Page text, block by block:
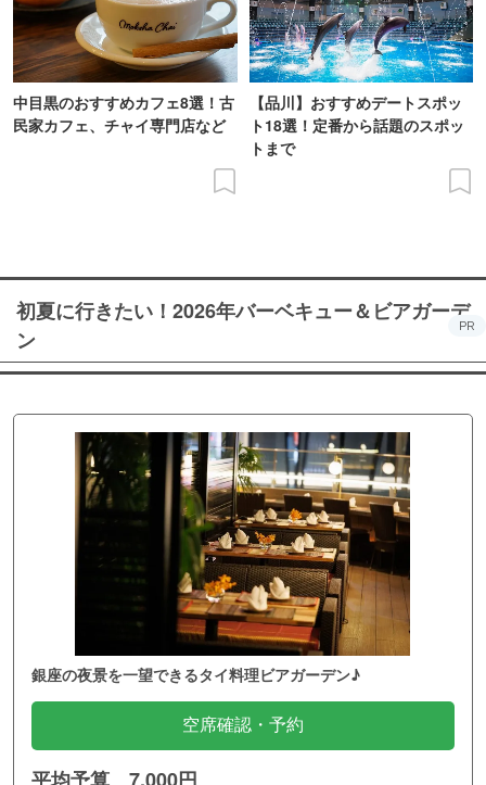
中目黒のおすすめカフェ8選！古
民家カフェ、チャイ専門店など
【品川】おすすめデートスポッ
ト18選！定番から話題のスポッ
トまで
初夏に行きたい！2026年バーベキュー＆ビアガーデ
ン
PR
銀座の夜景を一望できるタイ料理ビアガーデン♪
空席確認・予約